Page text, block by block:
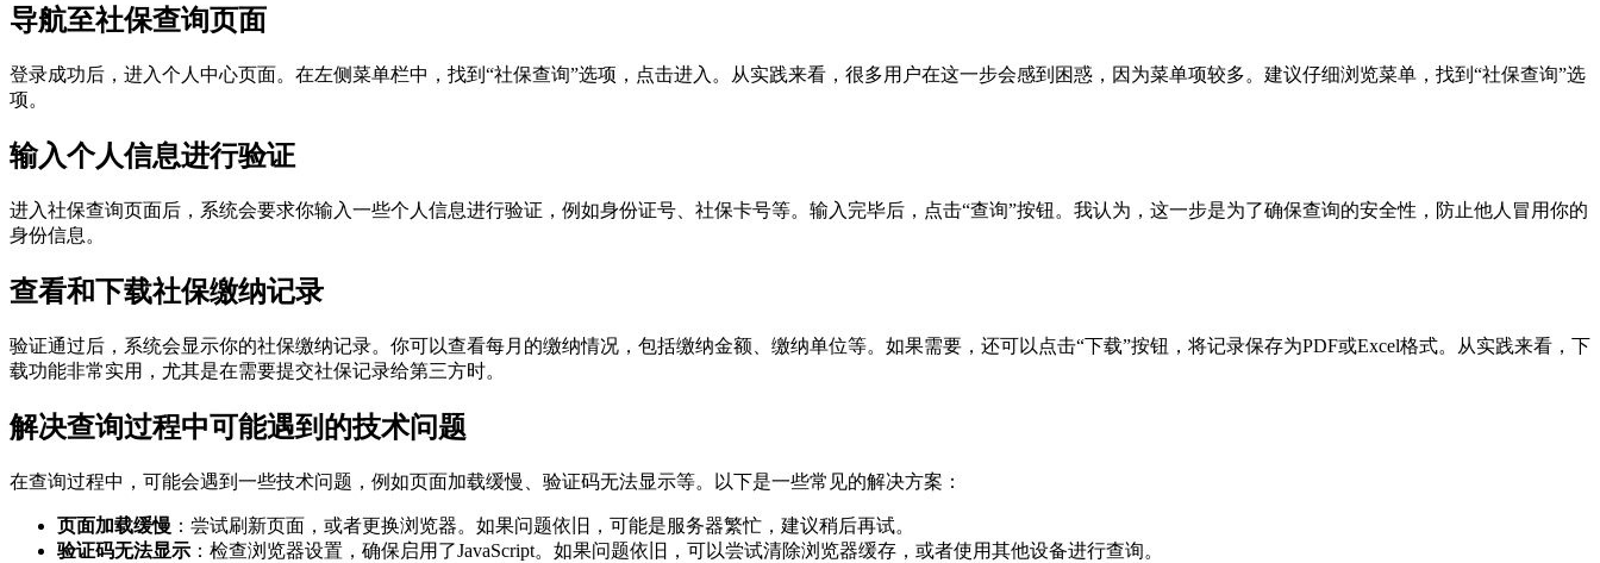
导航至社保查询页面
登录成功后，进入个人中心页面。在左侧菜单栏中，找到“社保查询”选项，点击进入。从实践来看，很多用户在这一步会感到困惑，因为菜单项较多。建议仔细浏览菜单，找到“社保查询”选
项。
输入个人信息进行验证
进入社保查询页面后，系统会要求你输入一些个人信息进行验证，例如身份证号、社保卡号等。输入完毕后，点击“查询”按钮。我认为，这一步是为了确保查询的安全性，防止他人冒用你的
身份信息。
查看和下载社保缴纳记录
验证通过后，系统会显示你的社保缴纳记录。你可以查看每月的缴纳情况，包括缴纳金额、缴纳单位等。如果需要，还可以点击“下载”按钮，将记录保存为PDF或Excel格式。从实践来看，下
载功能非常实用，尤其是在需要提交社保记录给第三方时。
解决查询过程中可能遇到的技术问题
在查询过程中，可能会遇到一些技术问题，例如页面加载缓慢、验证码无法显示等。以下是一些常见的解决方案：
页面加载缓慢 ：尝试刷新页面，或者更换浏览器。如果问题依旧，可能是服务器繁忙，建议稍后再试。
验证码无法显示 ：检查浏览器设置，确保启用了JavaScript。如果问题依旧，可以尝试清除浏览器缓存，或者使用其他设备进行查询。